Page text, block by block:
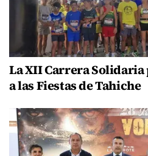
La XII Carrera
a las Fiestas de Tahiche